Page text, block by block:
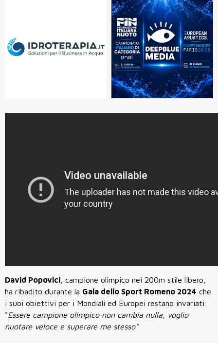
David Popovici , campione olimpico nei 200m stile libero,
ha ribadito durante la Gala dello Sport Romeno 2024 che
i suoi obiettivi per i Mondiali ed Europei restano invariati:
"Essere campione olimpico non cambia nulla, voglio
nuotare veloce e superare me stesso."